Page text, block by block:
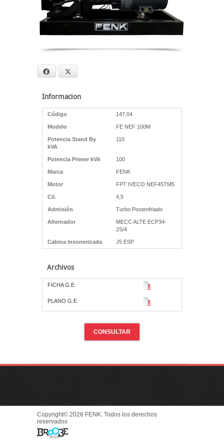
Facebook
Informacion
Código 147.04
Modelo FE NEF 100M
Potencia Stand By
kVA
110
Potencia Primer kVA 100
Marca FENK
Motor FPT IVECO NEF45TM5
Cil. 4,5
Admisión Turbo Postenfriado
Alternador
MECC ALTE ECP34-
2S/4
Cabina Insonorizada J5 ESP
Archivos
FICHA G.E
PLANO G.E
CONSULTAR
Copyright© 2026 FENK. Todos los derechos
reservados